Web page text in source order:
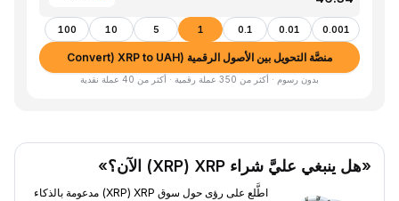
0.001
0.01
0.1
1
5
10
100
منصَّة التحويل بين الأصول الرقمية (Convert) XRP to UAH
بدون رسوم · أكثر من 350 عملة رقمية · أكثر من 40 عملة نقدية
«هل ينبغي عليَّ شراء XRP ‏(XRP) الآن؟»
اطَّلع على رؤى حول سوق XRP ‏(XRP) مدعومة بالذكاء